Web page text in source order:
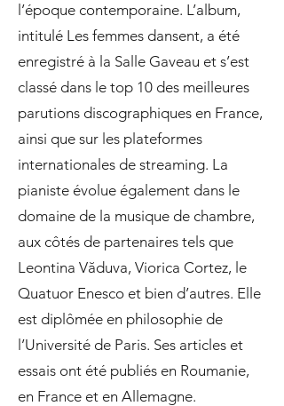
l’époque contemporaine. L’album,
intitulé Les femmes dansent, a été
enregistré à la Salle Gaveau et s’est
classé dans le top 10 des meilleures
parutions discographiques en France,
ainsi que sur les plateformes
internationales de streaming. La
pianiste évolue également dans le
domaine de la musique de chambre,
aux côtés de partenaires tels que
Leontina Văduva, Viorica Cortez, le
Quatuor Enesco et bien d’autres. Elle
est diplômée en philosophie de
l’Université de Paris. Ses articles et
essais ont été publiés en Roumanie,
en France et en Allemagne.